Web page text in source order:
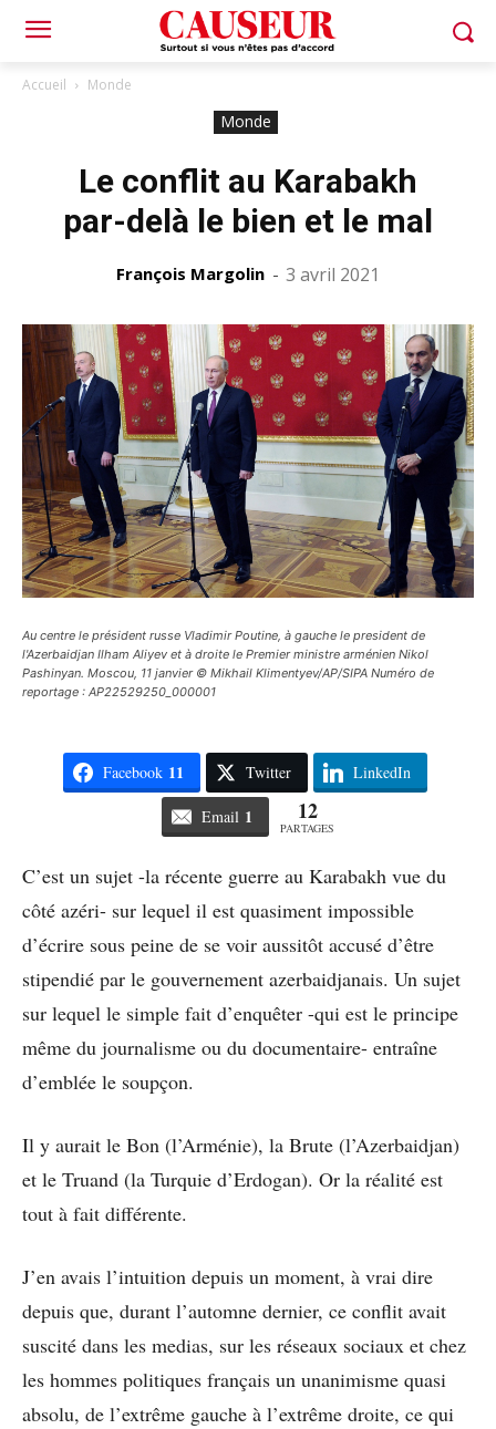
Accueil Monde
Monde
Le conflit au Karabakh
par-delà le bien et le mal
François Margolin - 3 avril 2021
Au centre le président russe Vladimir Poutine, à gauche le president de
l'Azerbaidjan Ilham Aliyev et à droite le Premier ministre arménien Nikol
Pashinyan. Moscou, 11 janvier © Mikhail Klimentyev/AP/SIPA Numéro de
reportage : AP22529250_000001
Facebook 11 Twitter LinkedIn
Email 1 12
PARTAGES
C’est un sujet -la récente guerre au Karabakh vue du
côté azéri- sur lequel il est quasiment impossible
d’écrire sous peine de se voir aussitôt accusé d’être
stipendié par le gouvernement azerbaidjanais. Un sujet
sur lequel le simple fait d’enquêter -qui est le principe
même du journalisme ou du documentaire- entraîne
d’emblée le soupçon.
Il y aurait le Bon (l’Arménie), la Brute (l’Azerbaidjan)
et le Truand (la Turquie d’Erdogan). Or la réalité est
tout à fait différente.
J’en avais l’intuition depuis un moment, à vrai dire
depuis que, durant l’automne dernier, ce conflit avait
suscité dans les medias, sur les réseaux sociaux et chez
les hommes politiques français un unanimisme quasi
absolu, de l’extrême gauche à l’extrême droite, ce qui